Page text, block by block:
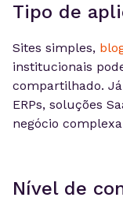
Tipo de
Sites simples,
institucionais
compartilhado.
ERPs, soluções
negócio
Nível de